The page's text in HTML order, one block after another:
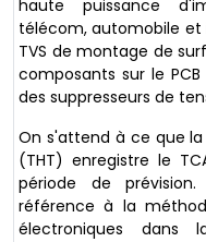
haute puissance
télécom, automobile et
TVS de montage de
composants sur le
des suppresseurs de
On s'attend à ce que
(THT) enregistre le
période de
référence à la
électroniques